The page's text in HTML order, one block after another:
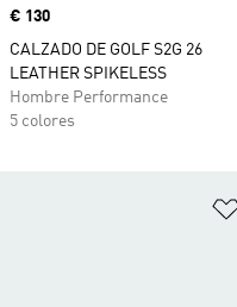
Precio
€ 130
CALZADO DE GOLF S2G 26
LEATHER SPIKELESS
Hombre Performance
5 colores